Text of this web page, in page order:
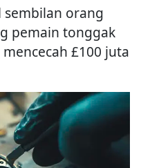
sembilan orang
pemain tonggak
£100 juta